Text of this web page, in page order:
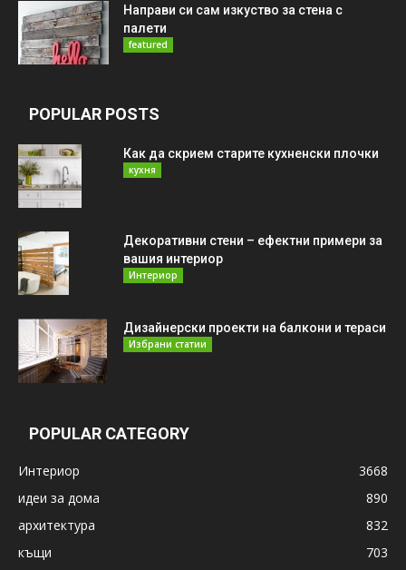
Направи си сам изкуство за стена с
палети
featured
POPULAR POSTS
Как да скрием старите кухненски плочки
кухня
Декоративни стени – ефектни примери за
вашия интериор
Интериор
Дизайнерски проекти на балкони и тераси
Избрани статии
POPULAR CATEGORY
Интериор
3668
идеи за дома
890
архитектура
832
къщи
703